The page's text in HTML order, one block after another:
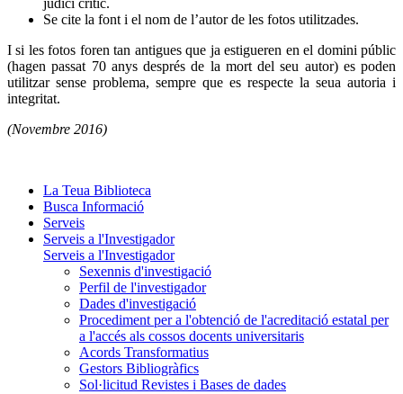
Se cite la font i el nom de l’autor de les fotos utilitzades.
I si les fotos foren tan antigues que ja estigueren en el domini públic
(hagen passat 70 anys després de la mort del seu autor) es poden
utilitzar sense problema, sempre que es respecte la seua autoria i
integritat.
(Novembre 2016)
La Teua Biblioteca
Busca Informació
Serveis
Serveis a l'Investigador
Serveis a l'Investigador
Sexennis d'investigació
Perfil de l'investigador
Dades d'investigació
Procediment per a l'obtenció de l'acreditació estatal per
a l'accés als cossos docents universitaris
Acords Transformatius
Gestors Bibliogràfics
Sol·licitud Revistes i Bases de dades